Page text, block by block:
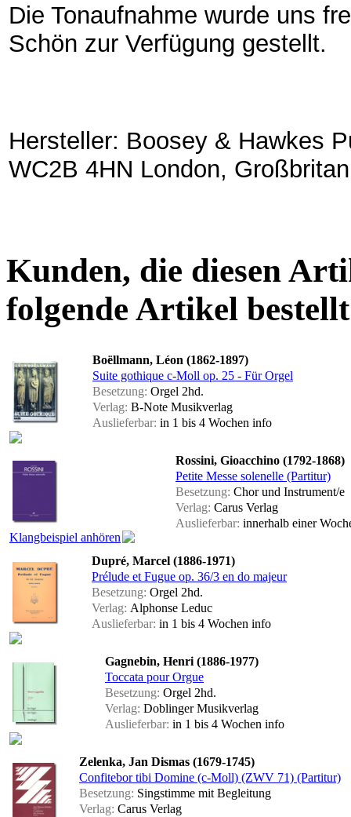
Die Tonaufnahme wurde uns
Schön zur Verfügung gestellt.
Hersteller: Boosey & Hawkes
WC2B 4HN London,
Kunden, die diesen
folgende Artikel
Boëllmann, Léon (1862-1897)
Suite gothique c-Moll op. 25 - Für Orgel
Besetzung: Orgel 2hd.
Verlag: B-Note Musikverlag
Auslieferbar: in 1 bis 4 Wochen info
Klangbeispiel anhören
Rossini, Gioacchino (1792-1868)
Petite Messe solenelle (Partitur)
Besetzung: Chor und Instrument/e
Verlag: Carus Verlag
Auslieferbar: innerhalb einer
Dupré, Marcel (1886-1971)
Prélude et Fugue op. 36/3 en do majeur
Besetzung: Orgel 2hd.
Verlag: Alphonse Leduc
Auslieferbar: in 1 bis 4 Wochen info
Gagnebin, Henri (1886-1977)
Toccata pour Orgue
Besetzung: Orgel 2hd.
Verlag: Doblinger Musikverlag
Auslieferbar: in 1 bis 4 Wochen info
Zelenka, Jan Dismas (1679-1745)
Confitebor tibi Domine (c-Moll) (ZWV 71) (Partitur)
Besetzung: Singstimme mit Begleitung
Verlag: Carus Verlag